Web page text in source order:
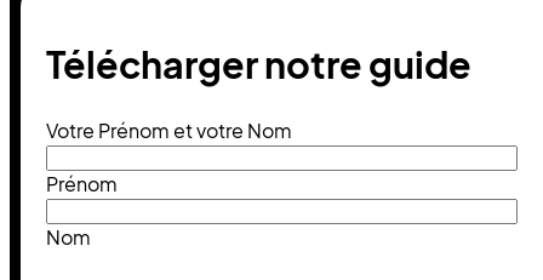
Télécharger notre guide
Votre Prénom et votre Nom
Prénom
Nom